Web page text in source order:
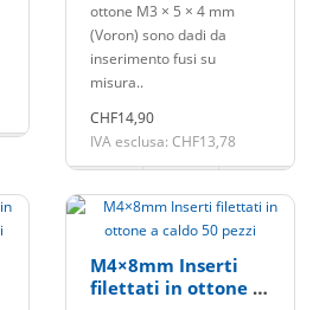
ottone M3 × 5 × 4 mm
(Voron) sono dadi da
inserimento fusi su
misura..
CHF14,90
IVA esclusa: CHF13,78
M4×8mm Inserti
filettati in ottone a